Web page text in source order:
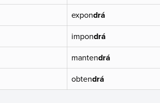
expondrá
impondrá
mantendrá
obtendrá